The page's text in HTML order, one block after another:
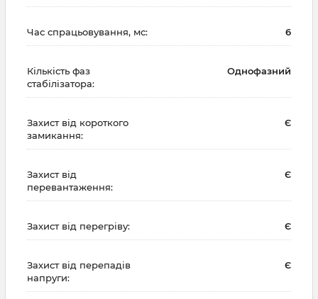
Час спрацьовування, мс: 6
Кількість фаз
стабілізатора:
Однофазний
Захист від короткого
замикання:
Є
Захист від
перевантаження:
Є
Захист від перегріву: Є
Захист від перепадів
напруги:
Є